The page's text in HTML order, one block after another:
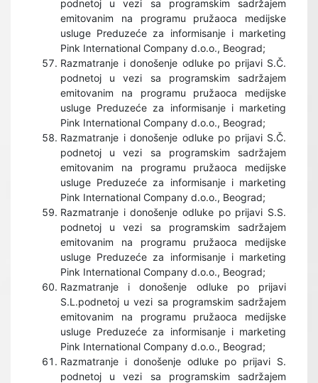
podnetoj u vezi sa programskim sadržajem
emitovanim na programu pružaoca medijske
usluge Preduzeće za informisanje i marketing
Pink International Company d.o.o., Beograd;
Razmatranje i donošenje odluke po prijavi S.Č.
podnetoj u vezi sa programskim sadržajem
emitovanim na programu pružaoca medijske
usluge Preduzeće za informisanje i marketing
Pink International Company d.o.o., Beograd;
Razmatranje i donošenje odluke po prijavi S.Č.
podnetoj u vezi sa programskim sadržajem
emitovanim na programu pružaoca medijske
usluge Preduzeće za informisanje i marketing
Pink International Company d.o.o., Beograd;
Razmatranje i donošenje odluke po prijavi S.S.
podnetoj u vezi sa programskim sadržajem
emitovanim na programu pružaoca medijske
usluge Preduzeće za informisanje i marketing
Pink International Company d.o.o., Beograd;
Razmatranje i donošenje odluke po prijavi
S.L.podnetoj u vezi sa programskim sadržajem
emitovanim na programu pružaoca medijske
usluge Preduzeće za informisanje i marketing
Pink International Company d.o.o., Beograd;
Razmatranje i donošenje odluke po prijavi S.
podnetoj u vezi sa programskim sadržajem